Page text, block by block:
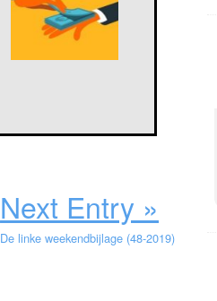
Next Entry »
De linke weekendbijlage (48-2019)